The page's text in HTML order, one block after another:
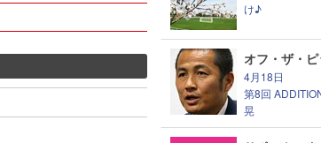
け♪
オフ・ザ・
4月18日
第8回
晃